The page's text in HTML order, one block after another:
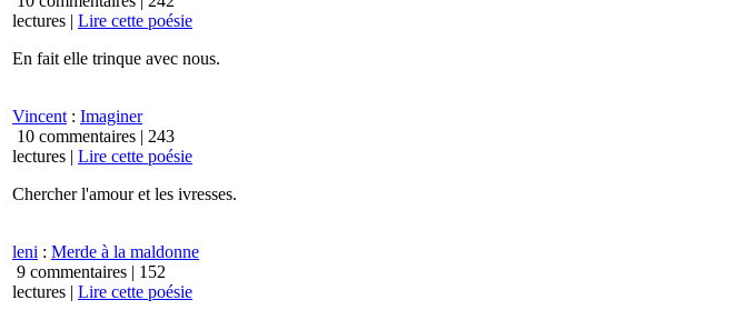
lectures | Lire cette poésie
En fait elle trinque avec nous.
Vincent : Imaginer
10 commentaires | 243
lectures | Lire cette poésie
Chercher l'amour et les ivresses.
leni : Merde à la maldonne
9 commentaires | 152
lectures | Lire cette poésie